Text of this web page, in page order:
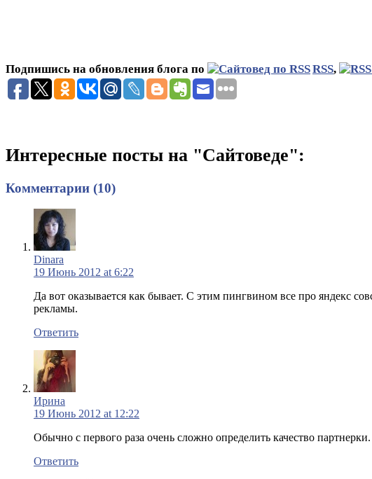
Подпишись на обновления блога по RSS,
Интересные посты на "Сайтоведе":
Комментарии (10)
Dinara
19 Июнь 2012 at 6:22
Да вот оказывается как бывает. С этим пингвином все про яндекс
рекламы.
Ответить
Ирина
19 Июнь 2012 at 12:22
Обычно с первого раза очень сложно определить качество
Ответить